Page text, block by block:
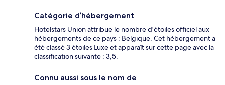
Catégorie d’hébergement
Hotelstars Union attribue le nombre d'étoiles officiel aux
hébergements de ce pays : Belgique. Cet hébergement a
été classé 3 étoiles Luxe et apparaît sur cette page avec la
classification suivante : 3,5.
Connu aussi sous le nom de